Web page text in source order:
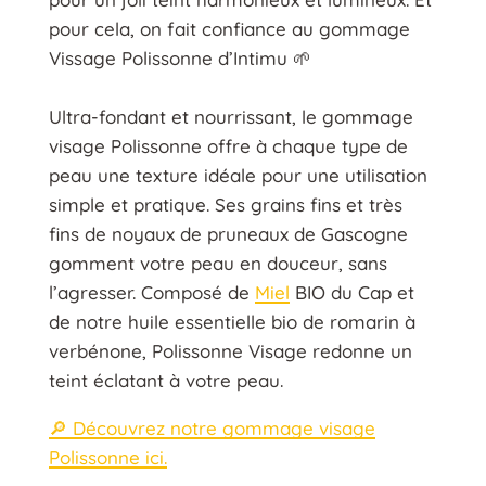
pour cela, on fait confiance au gommage
Vissage Polissonne d’Intimu 🌱
Ultra-fondant et nourrissant, le gommage
visage Polissonne offre à chaque type de
peau une texture idéale pour une utilisation
simple et pratique. Ses grains fins et très
fins de noyaux de pruneaux de Gascogne
gomment votre peau en douceur, sans
l’agresser. Composé de Miel BIO du Cap et
de notre huile essentielle bio de romarin à
verbénone, Polissonne Visage redonne un
teint éclatant à votre peau.
🔎 Découvrez notre gommage visage
Polissonne ici.